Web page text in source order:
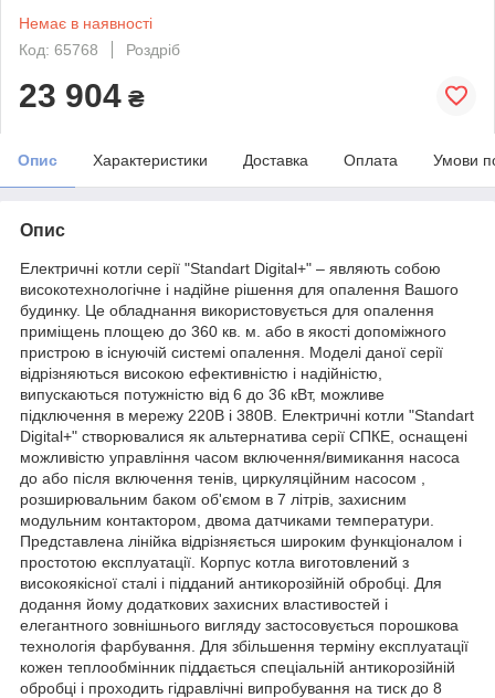
Немає в наявності
Код: 65768
Роздріб
23 904 ₴
Опис Характеристики Доставка Оплата Умови
Опис
Електричні котли серії "Standart Digital+" – являють собою
високотехнологічне і надійне рішення для опалення Вашого
будинку. Це обладнання використовується для опалення
приміщень площею до 360 кв. м. або в якості допоміжного
пристрою в існуючій системі опалення. Моделі даної серії
відрізняються високою ефективністю і надійністю,
випускаються потужністю від 6 до 36 кВт, можливе
підключення в мережу 220В і 380В. Електричні котли "Standart
Digital+" створювалися як альтернатива серії СПКЕ, оснащені
можливістю управління часом включення/вимикання насоса
до або після включення тенів, циркуляційним насосом ,
розширювальним баком об'ємом в 7 літрів, захисним
модульним контактором, двома датчиками температури.
Представлена ​​лінійка відрізняється широким функціоналом і
простотою експлуатації. Корпус котла виготовлений з
високоякісної сталі і підданий антикорозійній обробці. Для
додання йому додаткових захисних властивостей і
елегантного зовнішнього вигляду застосовується порошкова
технологія фарбування. Для збільшення терміну експлуатації
кожен теплообмінник піддається спеціальній антикорозійній
обробці і проходить гідравлічні випробування на тиск до 8